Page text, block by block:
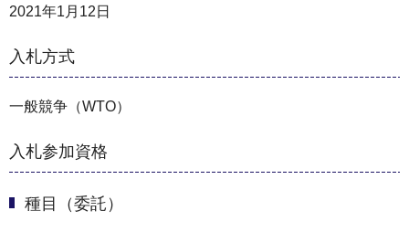
2021年1月12日
入札方式
一般競争（WTO）
入札参加資格
種目（委託）